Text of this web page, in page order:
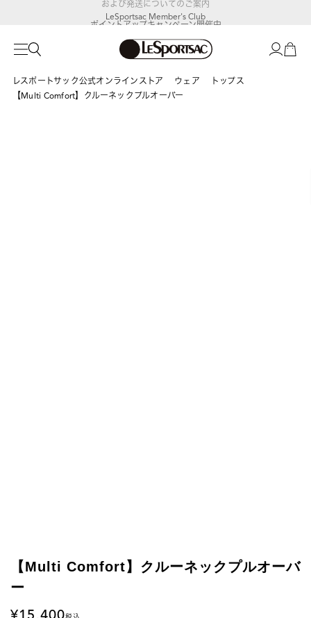
LeSportsac Member's Club
ポイントアップキャンペーン開催中
レスポートサック公式オンラインストア ウェア
トップス
【Multi Comfort】クルーネックプルオーバー
【Multi Comfort】クルーネックプルオーバ
ー